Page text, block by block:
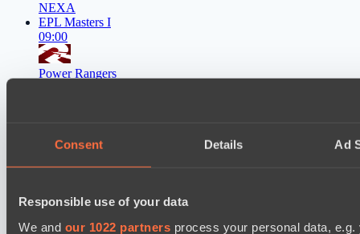
Consent Details Ad
Responsible use of your data
We and our 1022 partners process your personal data,
NEXA
EPL Masters I
09:00
Power Rangers
Asgard Championship Season 1
09:00
BO3